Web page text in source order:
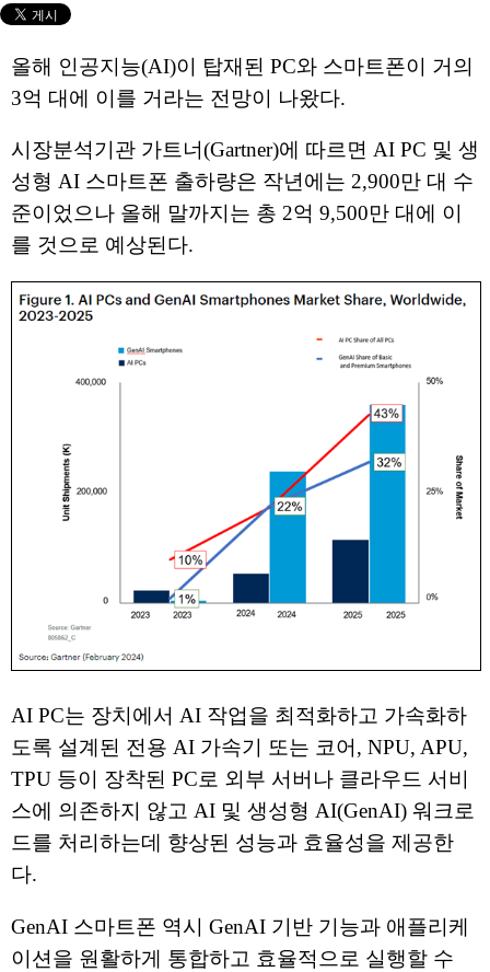
올해 인공지능(AI)이 탑재된 PC와 스마트폰이 거의
3억 대에 이를 거라는 전망이 나왔다.
시장분석기관 가트너(Gartner)에 따르면 AI PC 및 생
성형 AI 스마트폰 출하량은 작년에는 2,900만 대 수
준이었으나 올해 말까지는 총 2억 9,500만 대에 이
를 것으로 예상된다.
AI PC는 장치에서 AI 작업을 최적화하고 가속화하
도록 설계된 전용 AI 가속기 또는 코어, NPU, APU,
TPU 등이 장착된 PC로 외부 서버나 클라우드 서비
스에 의존하지 않고 AI 및 생성형 AI(GenAI) 워크로
드를 처리하는데 향상된 성능과 효율성을 제공한
다.
GenAI 스마트폰 역시 GenAI 기반 기능과 애플리케
이션을 원활하게 통합하고 효율적으로 실행할 수